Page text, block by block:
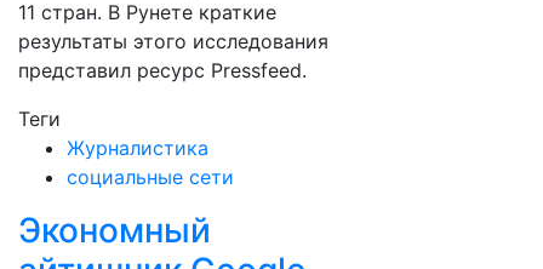
11 стран. В Рунете краткие
результаты этого исследования
представил ресурс Pressfeed.
Теги
Журналистика
социальные сети
Экономный